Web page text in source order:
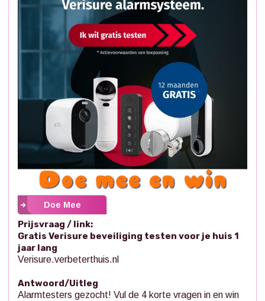
Doe Mee
Prijsvraag / link:
Gratis Verisure beveiliging testen voor je huis 1
jaar lang
Verisure.verbeterthuis.nl
Antwoord/Uitleg
Alarmtesters gezocht! Vul de 4 korte vragen in en win